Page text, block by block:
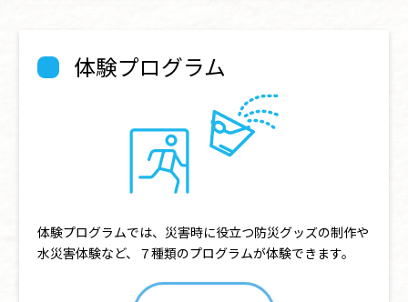
体験プログラム
体験プログラムでは、災害時に役立つ防災グッズの制作や
水災害体験など、７種類のプログラムが体験できます。